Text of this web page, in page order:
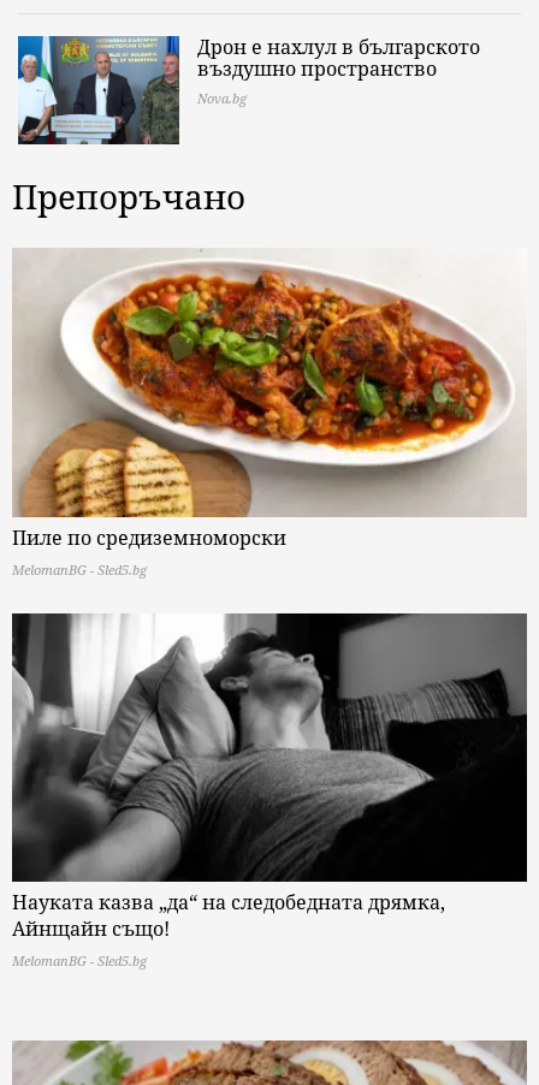
Дрон е нахлул в българското
въздушно пространство
Nova.bg
Препоръчано
Пиле по средиземноморски
MelomanBG - Sled5.bg
Науката казва „да“ на следобедната дрямка,
Айнщайн също!
MelomanBG - Sled5.bg